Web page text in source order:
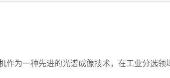
作为一种先进的光谱成像技术，在工业分选